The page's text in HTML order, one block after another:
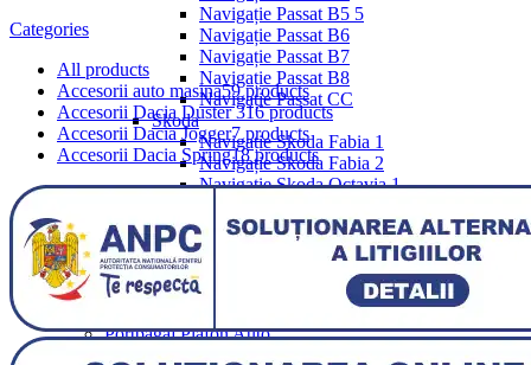
Navigație Passat B5 5
Navigație Passat B6
Navigație Passat B7
Navigație Passat B8
Navigație Passat CC
Skoda
Navigație Skoda Fabia 1
Navigație Skoda Fabia 2
Navigație Skoda Octavia 1
Navigație Skoda Octavia 3
Navigație Skoda Rapid
Navigație Skoda Superb 1
Navigație Skoda Superb 2
Navigație Toyota Avensis T25
Portbagaj Plafon Auto
Categories
All products
Accesorii auto masina59 products
Accesorii Dacia Duster 316 products
Accesorii Dacia Jogger7 products
Accesorii Dacia Spring18 products